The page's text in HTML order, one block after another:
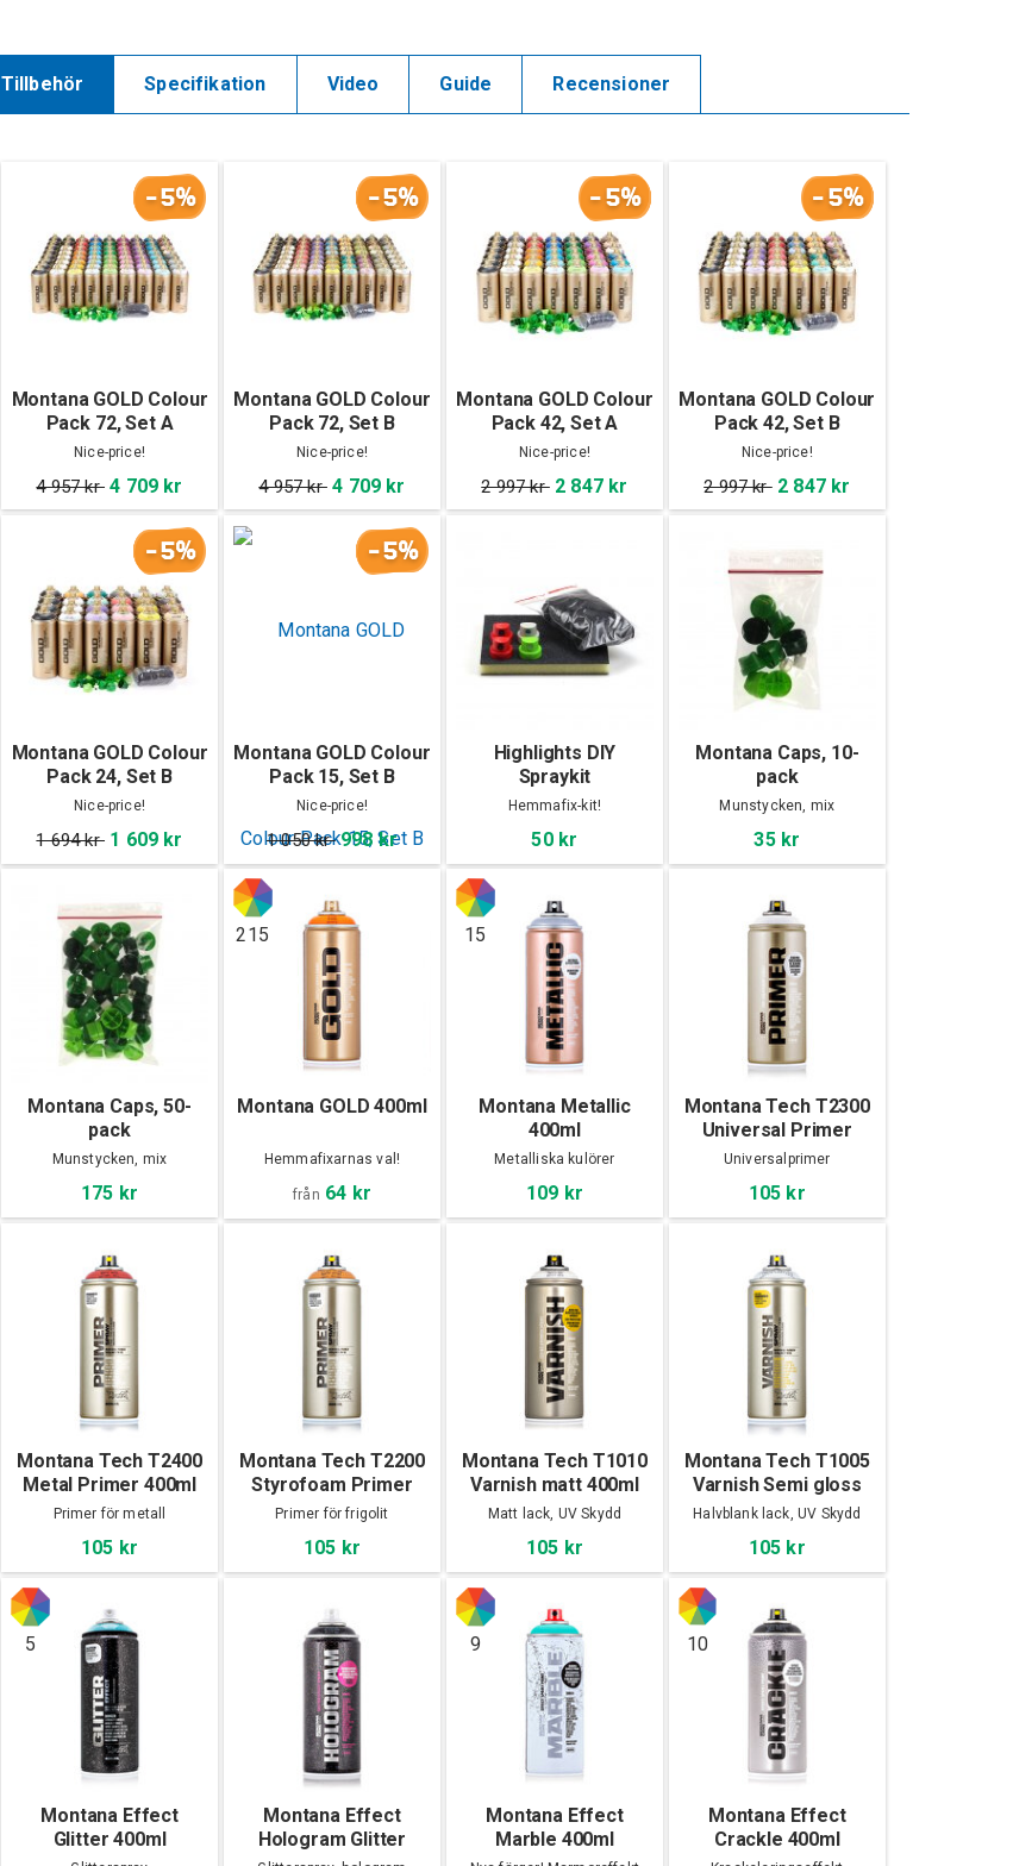
Tillbehör Specifikation Video Guide Recensioner
-5%
Montana GOLD Colour
Pack 72, Set A
Nice-price!
4 957 kr 4 709 kr
-5%
Montana GOLD Colour
Pack 72, Set B
Nice-price!
4 957 kr 4 709 kr
-5%
Montana GOLD Colour
Pack 42, Set A
Nice-price!
2 997 kr 2 847 kr
-5%
Montana GOLD Colour
Pack 42, Set B
Nice-price!
2 997 kr 2 847 kr
-5%
Montana GOLD Colour
Pack 24, Set B
Nice-price!
1 694 kr 1 609 kr
-5%
Montana GOLD Colour
Pack 15, Set B
Nice-price!
1 050 kr 998 kr
Highlights DIY
Spraykit
Hemmafix-kit!
50 kr
Montana Caps, 10-
pack
Munstycken, mix
35 kr
Montana Caps, 50-
pack
Munstycken, mix
175 kr
215
Montana GOLD 400ml
Hemmafixarnas val!
från 64 kr
15
Montana Metallic
400ml
Metalliska kulörer
109 kr
Montana Tech T2300
Universal Primer
400ml
Universalprimer
105 kr
Montana Tech T2400
Metal Primer 400ml
Primer för metall
105 kr
Montana Tech T2200
Styrofoam Primer
400ml
Primer för frigolit
105 kr
Montana Tech T1010
Varnish matt 400ml
Matt lack, UV Skydd
105 kr
Montana Tech T1005
Varnish Semi gloss
400ml
Halvblank lack, UV Skydd
105 kr
5
Montana Effect
Glitter 400ml
Montana Effect
Hologram Glitter
9
Montana Effect
Marble 400ml
10
Montana Effect
Crackle 400ml